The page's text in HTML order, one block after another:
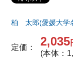
柏 太郎(愛媛大
定価： 2,035
(本体：